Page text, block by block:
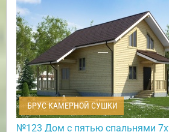
БРУС КАМЕРНОЙ СУШКИ
№123 Дом с пятью спальнями